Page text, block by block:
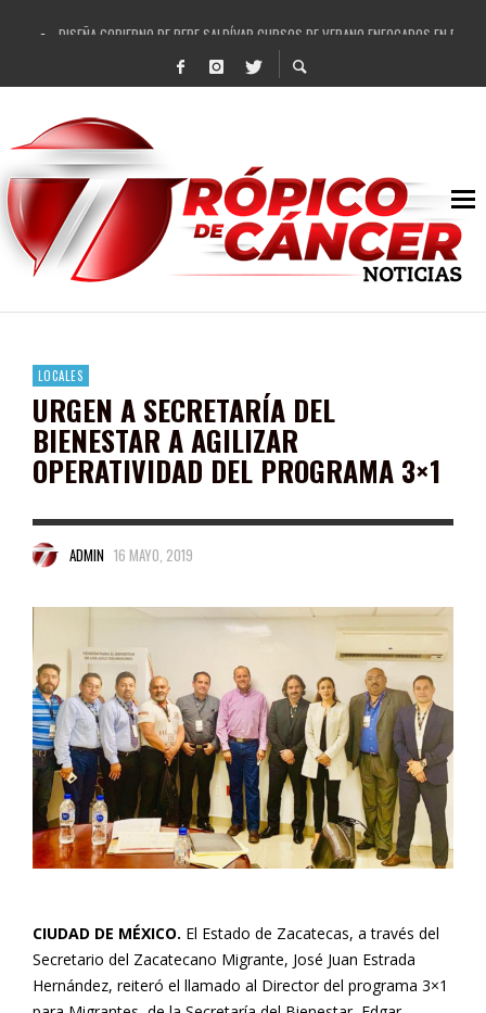
DISEÑA GOBIERNO DE PEPE SALDÍVAR CURSOS DE VERANO ENFOCADOS EN
REFRENDAN LOS 28 DELEGADOS Y 14 COMISARIADOS DE GUADALUPE APOYO A
FORTALECE GOBIERNO DE PEPE SALDÍVAR LA EDUCACIÓN EN LA ZACATECANA
GOBIERNO DE PEPE SALDÍVAR Y GRUPO FEMSA GENERAN MÁS DE 3 MIL EMPLEOS
CUARTA FERIA EXPO AGROPECUARIA TRAJO BENEFICIO DIRECTO A GUADALUPE:
RECONOCE PEPE SALDÍVAR A ARTISTA ZACATECANA VICTORIA HERNÁNDEZ
EGRESA GOBIERNO DE PEPE SALDÍVAR A 500 NUEVAS EMPRESARIAS
SON MUJERES GUADALUPENSES PRINCIPALES BENEFICIADAS DEL PROGRAMA
LOCALES
URGEN A SECRETARÍA DEL
BIENESTAR A AGILIZAR
OPERATIVIDAD DEL PROGRAMA 3×1
ADMIN 16 MAYO, 2019
CIUDAD DE MÉXICO. El Estado de Zacatecas, a través del
Secretario del Zacatecano Migrante, José Juan Estrada
Hernández, reiteró el llamado al Director del programa 3×1